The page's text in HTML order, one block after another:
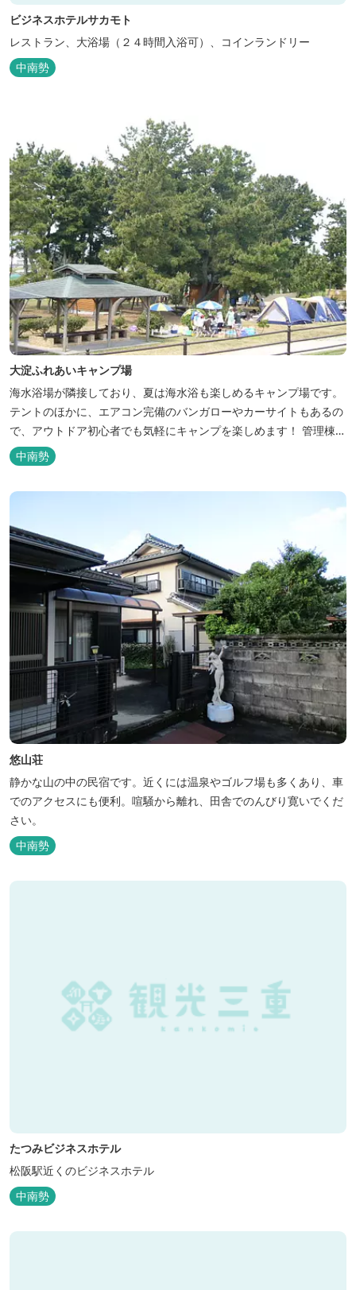
ビジネスホテルサカモト
レストラン、大浴場（２４時間入浴可）、コインランドリー
中南勢
大淀ふれあいキャンプ場
海水浴場が隣接しており、夏は海水浴も楽しめるキャンプ場です。
テントのほかに、エアコン完備のバンガローやカーサイトもあるの
で、アウトドア初心者でも気軽にキャンプを楽しめます！ 管理棟、
水道、冷水シャワー、温水シャワー（有料）、共同休憩所、炊事
場、水洗トイレ、毛布（有料）、駐車場（宿泊の場合は無料、デイ
利用の場合は有料）完備しています。
中南勢
悠山荘
静かな山の中の民宿です。近くには温泉やゴルフ場も多くあり、車
でのアクセスにも便利。喧騒から離れ、田舎でのんびり寛いでくだ
さい。
中南勢
たつみビジネスホテル
松阪駅近くのビジネスホテル
中南勢